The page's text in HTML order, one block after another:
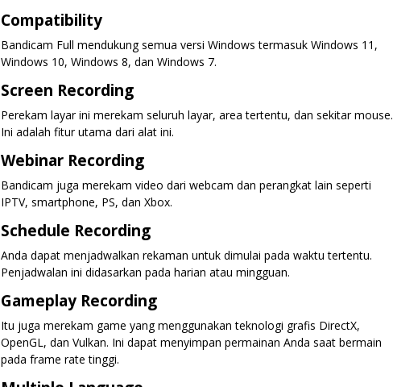
Compatibility
Bandicam Full mendukung semua versi Windows termasuk Windows 11,
Windows 10, Windows 8, dan Windows 7.
Screen Recording
Perekam layar ini merekam seluruh layar, area tertentu, dan sekitar mouse.
Ini adalah fitur utama dari alat ini.
Webinar Recording
Bandicam juga merekam video dari webcam dan perangkat lain seperti
IPTV, smartphone, PS, dan Xbox.
Schedule Recording
Anda dapat menjadwalkan rekaman untuk dimulai pada waktu tertentu.
Penjadwalan ini didasarkan pada harian atau mingguan.
Gameplay Recording
Itu juga merekam game yang menggunakan teknologi grafis DirectX,
OpenGL, dan Vulkan. Ini dapat menyimpan permainan Anda saat bermain
pada frame rate tinggi.